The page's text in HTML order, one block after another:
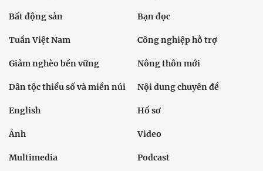
Bất động sản Bạn đọc
Tuần Việt Nam Công nghiệp hỗ trợ
Giảm nghèo bền vững Nông thôn mới
Dân tộc thiểu số và miền núi Nội dung chuyên đề
English Hồ sơ
Ảnh Video
Multimedia Podcast